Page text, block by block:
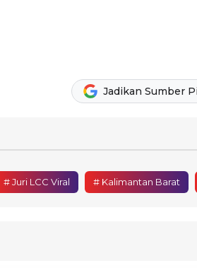
Jadikan Sumber
# Juri LCC Viral # Kalimantan Barat